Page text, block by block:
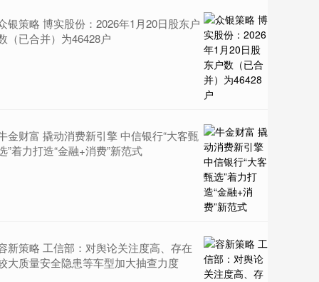
银策略 博实股份：2026年1月20日股东户
（已合并）为46428户
金财富 撬动消费新引擎 中信银行“大客甄
”着力打造“金融+消费”新范式
新策略 工信部：对舆论关注度高、存在
大质量安全隐患等车型加大抽查力度